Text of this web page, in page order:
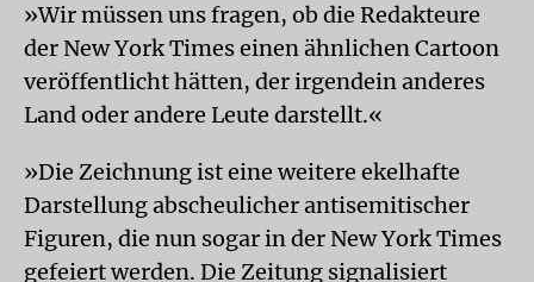
»Wir müssen uns fragen, ob die Redakteure
der New York Times einen ähnlichen Cartoon
veröffentlicht hätten, der irgendein anderes
Land oder andere Leute darstellt.«
»Die Zeichnung ist eine weitere ekelhafte
Darstellung abscheulicher antisemitischer
Figuren, die nun sogar in der New York Times
gefeiert werden. Die Zeitung signalisiert